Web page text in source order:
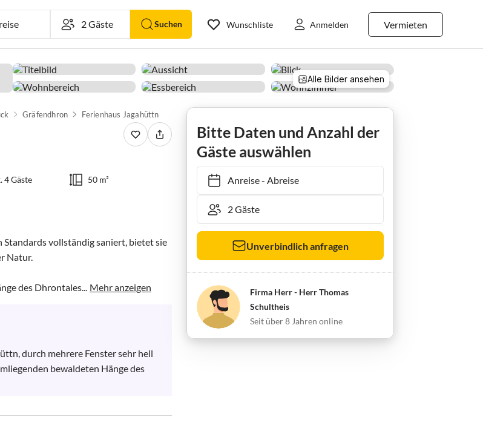
Suchen Vermieten
Wunschliste Anmelden
Alle Bilder ansehen
Gräfendhron Ferienhaus Jagahüttn
4 Gäste 50 m²
Standards vollständig saniert, bietet sie
Natur.
des Dhrontales... Mehr anzeigen
durch mehrere Fenster sehr hell
bewaldeten Hänge des
Bitte Daten und Anzahl der
Gäste auswählen
Anreise- Abreise
Unverbindlich anfragen
Firma Herr - Herr Thomas
Schultheis
Seit über 8 Jahren online